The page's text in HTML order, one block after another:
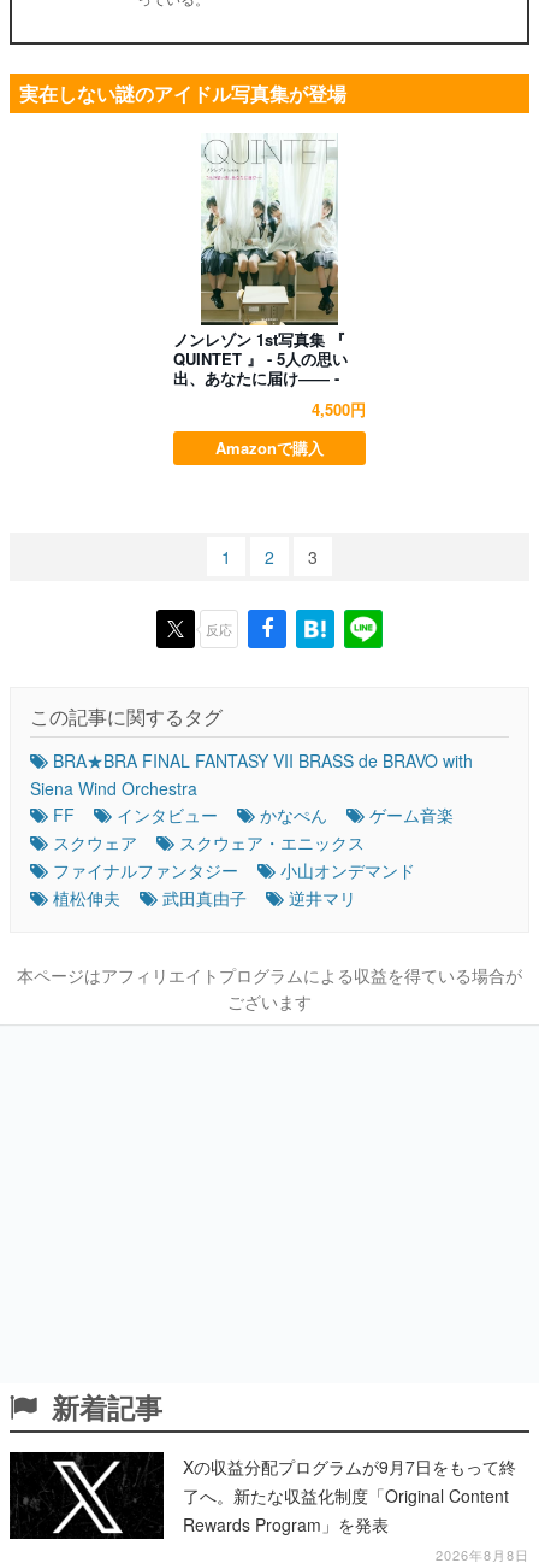
実在しない謎のアイドル写真集が登場
ノンレゾン 1st写真集 『
QUINTET 』 - 5人の思い
出、あなたに届け―― -
4,500円
Amazonで購入
1 2 3
反応
この記事に関するタグ
BRA★BRA FINAL FANTASY VII BRASS de BRAVO with
Siena Wind Orchestra
FF
インタビュー かなぺん
ゲーム音楽
スクウェア
スクウェア・エニックス
ファイナルファンタジー
小山オンデマンド
植松伸夫
武田真由子 逆井マリ
本ページはアフィリエイトプログラムによる収益を得ている場合が
ございます
新着記事
Xの収益分配プログラムが9月7日をもって終
了へ。新たな収益化制度「Original Content
Rewards Program」を発表
2026年8月8日